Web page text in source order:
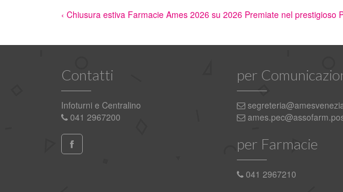
‹ Chiusura estiva Farmacie Ames 2026 su 2026 Premiate nel prestigioso
Contatti
Infoturni e Centralino
041 2967200
per
per Farmacie
041 2967210